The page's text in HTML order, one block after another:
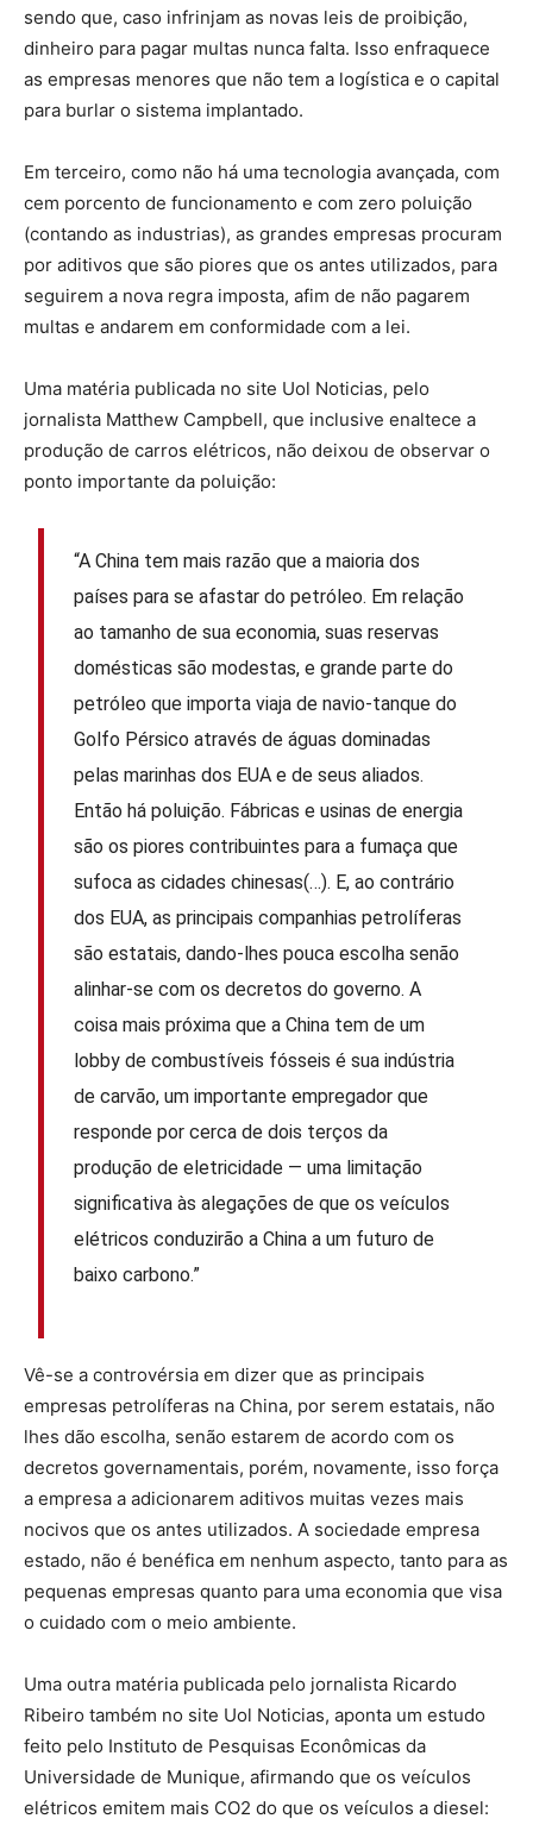
sendo que, caso infrinjam as novas leis de proibição,
dinheiro para pagar multas nunca falta. Isso enfraquece
as empresas menores que não tem a logística e o capital
para burlar o sistema implantado.
Em terceiro, como não há uma tecnologia avançada, com
cem porcento de funcionamento e com zero poluição
(contando as industrias), as grandes empresas procuram
por aditivos que são piores que os antes utilizados, para
seguirem a nova regra imposta, afim de não pagarem
multas e andarem em conformidade com a lei.
Uma matéria publicada no site Uol Noticias, pelo
jornalista Matthew Campbell, que inclusive enaltece a
produção de carros elétricos, não deixou de observar o
ponto importante da poluição:
“A China tem mais razão que a maioria dos
países para se afastar do petróleo. Em relação
ao tamanho de sua economia, suas reservas
domésticas são modestas, e grande parte do
petróleo que importa viaja de navio-tanque do
Golfo Pérsico através de águas dominadas
pelas marinhas dos EUA e de seus aliados.
Então há poluição. Fábricas e usinas de energia
são os piores contribuintes para a fumaça que
sufoca as cidades chinesas(…). E, ao contrário
dos EUA, as principais companhias petrolíferas
são estatais, dando-lhes pouca escolha senão
alinhar-se com os decretos do governo. A
coisa mais próxima que a China tem de um
lobby de combustíveis fósseis é sua indústria
de carvão, um importante empregador que
responde por cerca de dois terços da
produção de eletricidade — uma limitação
significativa às alegações de que os veículos
elétricos conduzirão a China a um futuro de
baixo carbono.”
Vê-se a controvérsia em dizer que as principais
empresas petrolíferas na China, por serem estatais, não
lhes dão escolha, senão estarem de acordo com os
decretos governamentais, porém, novamente, isso força
a empresa a adicionarem aditivos muitas vezes mais
nocivos que os antes utilizados. A sociedade empresa
estado, não é benéfica em nenhum aspecto, tanto para as
pequenas empresas quanto para uma economia que visa
o cuidado com o meio ambiente.
Uma outra matéria publicada pelo jornalista Ricardo
Ribeiro também no site Uol Noticias, aponta um estudo
feito pelo Instituto de Pesquisas Econômicas da
Universidade de Munique, afirmando que os veículos
elétricos emitem mais CO2 do que os veículos a diesel: